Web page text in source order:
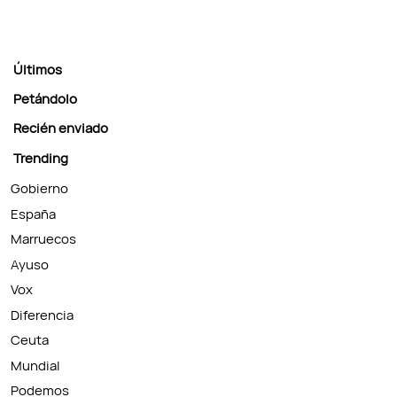
Últimos
Petándolo
Recién enviado
Trending
Gobierno
España
Marruecos
Ayuso
Vox
Diferencia
Ceuta
Mundial
Podemos